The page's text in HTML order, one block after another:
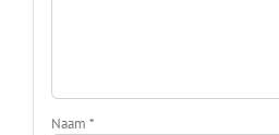
Naam *